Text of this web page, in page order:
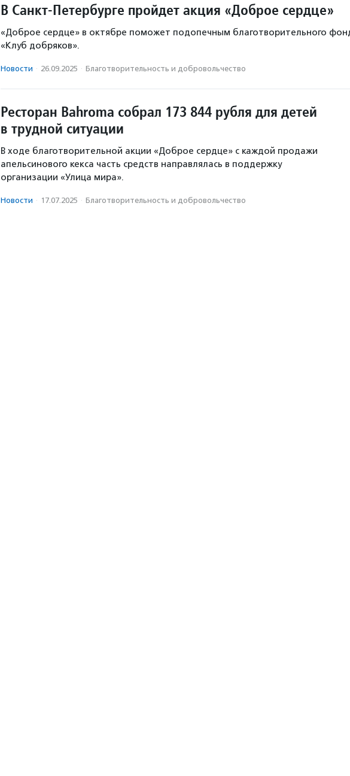
В Санкт-Петербурге пройдет акция «Доброе сердце»
«Доброе сердце» в октябре поможет подопечным благотворительного
«Клуб добряков».
Новости · 26.09.2025 · Благотвори­тель­ность и доброволь­чест­во
Ресторан Bahroma собрал 173 844 рубля для детей
в трудной ситуации
В ходе благотворительной акции «Доброе сердце» с каждой продажи
апельсинового кекса часть средств направлялась в поддержку
организации «Улица мира».
Новости · 17.07.2025 · Благотвори­тель­ность и доброволь­чест­во